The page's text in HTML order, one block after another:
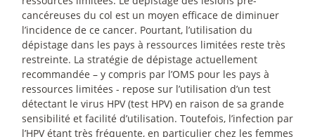
cancéreuses du col est un moyen efficace de diminuer
l’incidence de ce cancer. Pourtant, l’utilisation du
dépistage dans les pays à ressources limitées reste très
restreinte. La stratégie de dépistage actuellement
recommandée – y compris par l’OMS pour les pays à
ressources limitées - repose sur l’utilisation d’un test
détectant le virus HPV (test HPV) en raison de sa grande
sensibilité et facilité d’utilisation. Toutefois, l’infection par
l’HPV étant très fréquente, en particulier chez les femmes